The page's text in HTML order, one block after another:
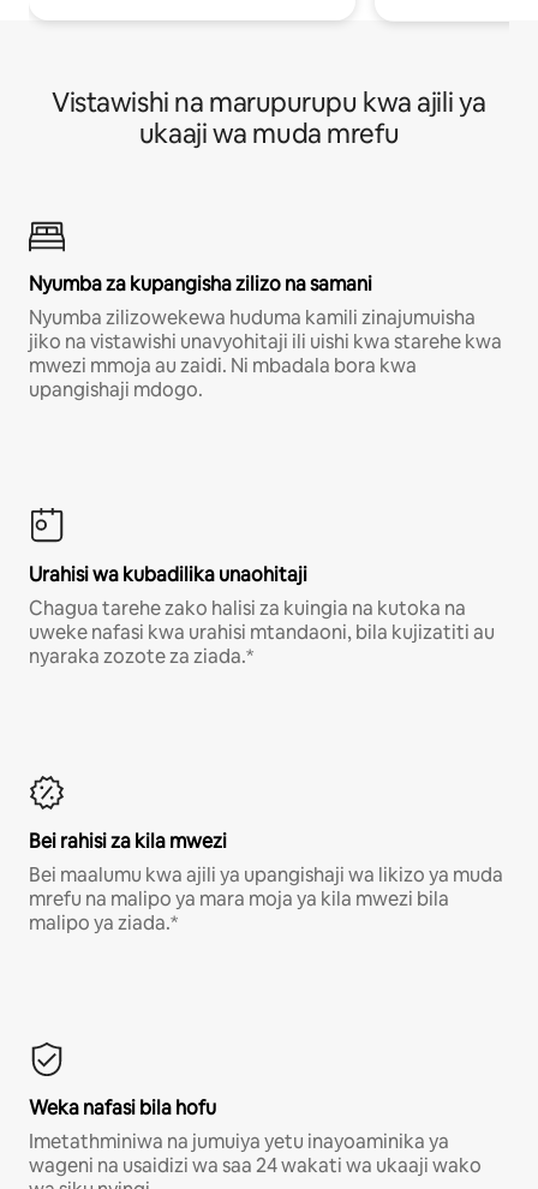
Vistawishi na marupurupu kwa ajili ya
ukaaji wa muda mrefu
Nyumba za kupangisha zilizo na samani
Nyumba zilizowekewa huduma kamili zinajumuisha
jiko na vistawishi unavyohitaji ili uishi kwa starehe kwa
mwezi mmoja au zaidi. Ni mbadala bora kwa
upangishaji mdogo.
Urahisi wa kubadilika unaohitaji
Chagua tarehe zako halisi za kuingia na kutoka na
uweke nafasi kwa urahisi mtandaoni, bila kujizatiti au
nyaraka zozote za ziada.*
Bei rahisi za kila mwezi
Bei maalumu kwa ajili ya upangishaji wa likizo ya muda
mrefu na malipo ya mara moja ya kila mwezi bila
malipo ya ziada.*
Weka nafasi bila hofu
Imetathminiwa na jumuiya yetu inayoaminika ya
wageni na usaidizi wa saa 24 wakati wa ukaaji wako